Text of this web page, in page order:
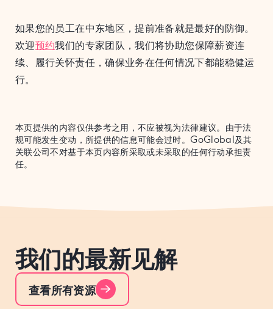
如果您的员工在中东地区，提前准备就是最好的防御。
欢迎预约我们的专家团队，我们将协助您保障薪资连
续、履行关怀责任，确保业务在任何情况下都能稳健运
行。
本页提供的内容仅供参考之用，不应被视为法律建议。由于法
规可能发生变动，所提供的信息可能会过时。GoGlobal及其
关联公司不对基于本页内容所采取或未采取的任何行动承担责
任。
我们的最新见解
查看所有资源